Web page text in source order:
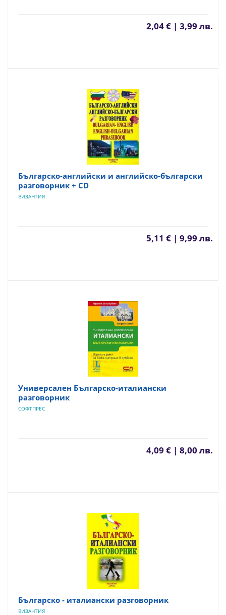
2,04 € | 3,99 лв.
Българско-английски и английско-български
разговорник + CD
ВИЗАНТИЯ
5,11 € | 9,99 лв.
Универсален Българско-италиански
разговорник
СОФТПРЕС
4,09 € | 8,00 лв.
Българско - италиански разговорник
ВИЗАНТИЯ